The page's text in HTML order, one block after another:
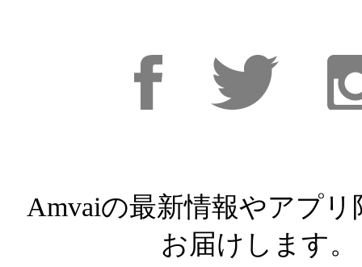
Amvaiの最新情報やアプリ
お届けします。